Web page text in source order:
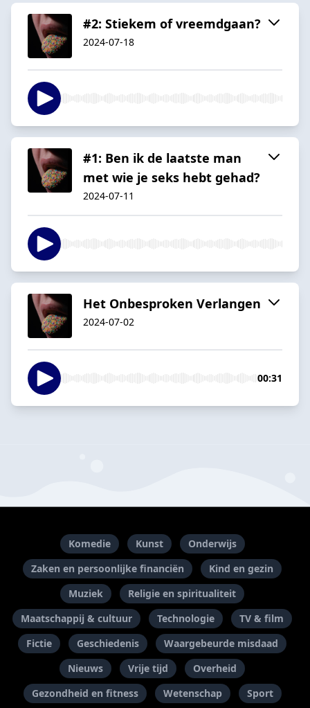
#2: Stiekem of vreemdgaan?
2024-07-18
#1: Ben ik de laatste man
met wie je seks hebt gehad?
2024-07-11
Het Onbesproken Verlangen
2024-07-02
00:31
Komedie Kunst
Onderwijs
Zaken en persoonlijke financiën
Kind en gezin
Muziek
Religie en spiritualiteit
Maatschappij & cultuur
Technologie
TV & film
Fictie
Geschiedenis
Waargebeurde misdaad
Nieuws
Vrije tijd
Overheid
Gezondheid en fitness
Wetenschap Sport